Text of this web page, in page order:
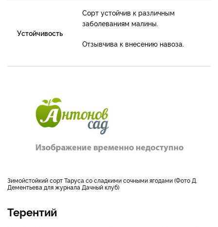
Устойчивость
Сорт устойчив к различным
заболеваниям малины.
Отзывчива к внесению навоза.
Зимойстойкий сорт Таруса со сладкими сочными ягодами (Фото Д.
Дементьева для журнала Дачный клуб)
Терентий